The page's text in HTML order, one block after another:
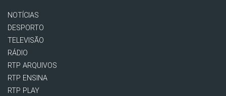
NOTÍCIAS
DESPORTO
TELEVISÃO
RÁDIO
RTP ARQUIVOS
RTP ENSINA
RTP PLAY